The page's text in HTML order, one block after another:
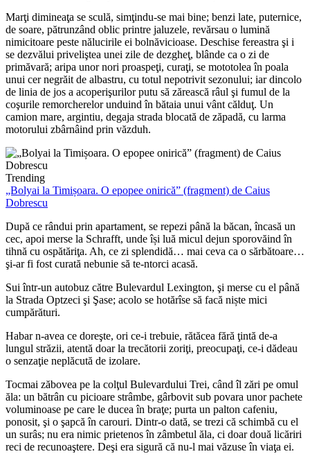
Marţi dimineaţa se sculă, simţindu-se mai bine; benzi late, puternice,
de soare, pătrunzând oblic printre jaluzele, revărsau o lumină
nimicitoare peste nălucirile ei bolnăvicioase. Deschise fereastra şi i
se dezvălui priveliştea unei zile de dezgheţ, blânde ca o zi de
primăvară; aripa unor nori proaspeţi, curaţi, se mototolea în poala
unui cer negrăit de albastru, cu totul nepotrivit sezonului; iar dincolo
de linia de jos a acoperişurilor putu să zărească râul şi fumul de la
coşurile remorcherelor unduind în bătaia unui vânt călduţ. Un
camion mare, argintiu, degaja strada blocată de zăpadă, cu larma
motorului zbârnâind prin văzduh.
Trending
„Bolyai la Timișoara. O epopee onirică” (fragment) de Caius
Dobrescu
După ce rândui prin apartament, se repezi până la băcan, încasă un
cec, apoi merse la Schrafft, unde își luă micul dejun sporovăind în
tihnă cu ospătăriţa. Ah, ce zi splendidă… mai ceva ca o sărbătoare…
şi-ar fi fost curată nebunie să te-ntorci acasă.
Sui într-un autobuz către Bulevardul Lexington, şi merse cu el până
la Strada Optzeci şi Şase; acolo se hotărîse să facă niște mici
cumpărături.
Habar n-avea ce doreşte, ori ce-i trebuie, rătăcea fără ţintă de-a
lungul străzii, atentă doar la trecătorii zoriţi, preocupaţi, ce-i dădeau
o senzaţie neplăcută de izolare.
Tocmai zăbovea pe la colţul Bulevardului Trei, când îl zări pe omul
ăla: un bătrân cu picioare strâmbe, gârbovit sub povara unor pachete
voluminoase pe care le ducea în braţe; purta un palton cafeniu,
ponosit, şi o şapcă în carouri. Dintr-o dată, se trezi că schimbă cu el
un surâs; nu era nimic prietenos în zâmbetul ăla, ci doar două licăriri
reci de recunoaştere. Deşi era sigură că nu-l mai văzuse în viaţa ei.